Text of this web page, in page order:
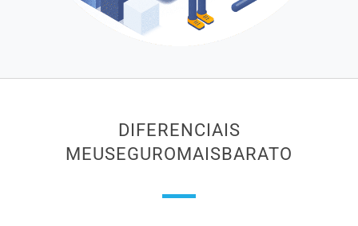
DIFERENCIAIS
MEUSEGUROMAISBARATO